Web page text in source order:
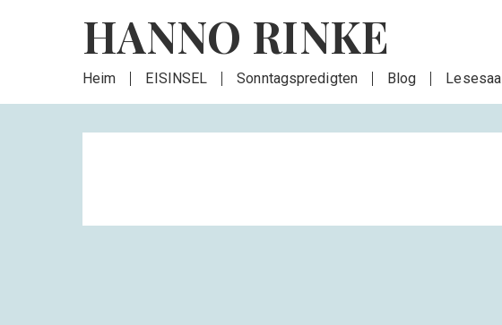
HANNO RINKE
Heim EISINSEL Sonntagspredigten Blog Lesesaal